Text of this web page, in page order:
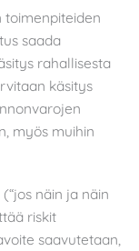
toimenpiteiden
saada
rahallisesta
käsitys
myös muihin
näin ja näin
riskit
saavutetaan,